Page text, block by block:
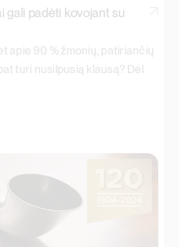
gali padėti kovojant su
apie 90 % žmonių, patiriančių
turi nusilpusią klausą? Dėl